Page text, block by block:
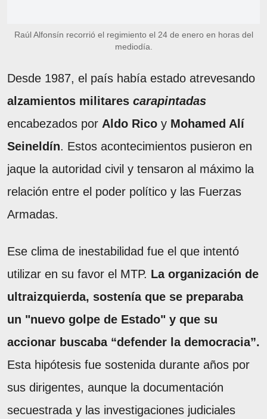
Raúl Alfonsín recorrió el regimiento el 24 de enero en horas del
mediodía.
Desde 1987, el país había estado atrevesando
alzamientos militares carapintadas
encabezados por Aldo Rico y Mohamed Alí
Seineldín. Estos acontecimientos pusieron en
jaque la autoridad civil y tensaron al máximo la
relación entre el poder político y las Fuerzas
Armadas.
Ese clima de inestabilidad fue el que intentó
utilizar en su favor el MTP. La organización de
ultraizquierda, sostenía que se preparaba
un "nuevo golpe de Estado" y que su
accionar buscaba “defender la democracia”.
Esta hipótesis fue sostenida durante años por
sus dirigentes, aunque la documentación
secuestrada y las investigaciones judiciales